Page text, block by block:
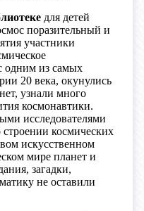
для детей
поразительный и
участники
одним из самых
20 века, окунулись
узнали много
космонавтики.
исследователями
строении космических
искусственном
мире планет и
загадки,
не оставили